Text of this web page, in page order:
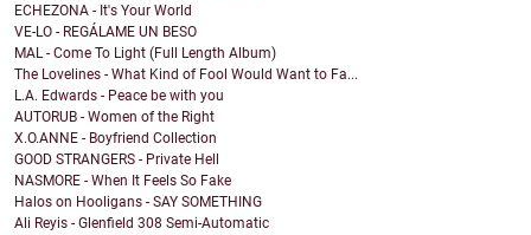
ECHEZONA - It's Your World
VE-LO - REGÁLAME UN BESO
MAL - Come To Light (Full Length Album)
The Lovelines - What Kind of Fool Would Want to Fa...
L.A. Edwards - Peace be with you
AUTORUB - Women of the Right
X.O.ANNE - Boyfriend Collection
GOOD STRANGERS - Private Hell
NASMORE - When It Feels So Fake
Halos on Hooligans - SAY SOMETHING
Ali Reyis - Glenfield 308 Semi-Automatic